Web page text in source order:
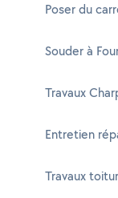
Poser du
Souder à
Travaux
Entretien
Travaux